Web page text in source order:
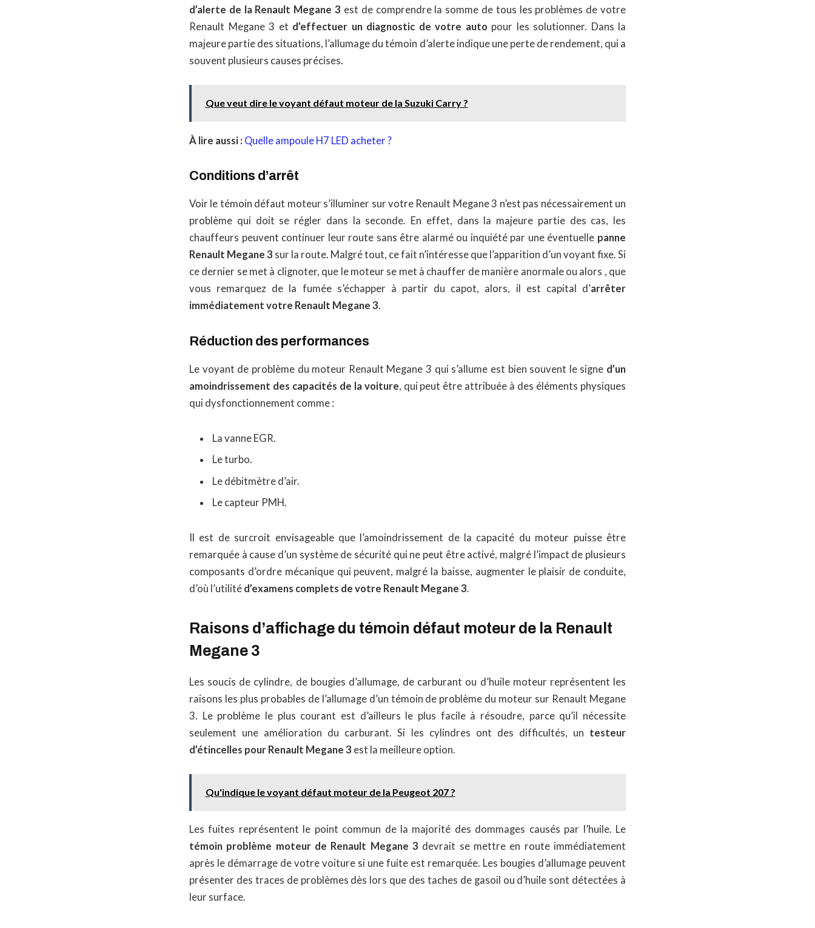
d’alerte de la Renault Megane 3 est de comprendre la somme de tous les problèmes de votre
Renault Megane 3 et d’effectuer un diagnostic de votre auto pour les solutionner. Dans la
majeure partie des situations, l’allumage du témoin d’alerte indique une perte de rendement, qui a
souvent plusieurs causes précises.
Que veut dire le voyant défaut moteur de la Suzuki Carry ?
À lire aussi : Quelle ampoule H7 LED acheter ?
Conditions d’arrêt
Voir le témoin défaut moteur s’illuminer sur votre Renault Megane 3 n’est pas nécessairement un
problème qui doit se régler dans la seconde. En effet, dans la majeure partie des cas, les
chauffeurs peuvent continuer leur route sans être alarmé ou inquiété par une éventuelle panne
Renault Megane 3 sur la route. Malgré tout, ce fait n’intéresse que l’apparition d’un voyant fixe. Si
ce dernier se met à clignoter, que le moteur se met à chauffer de manière anormale ou alors , que
vous remarquez de la fumée s’échapper à partir du capot, alors, il est capital d’arrêter
immédiatement votre Renault Megane 3.
Réduction des performances
Le voyant de problème du moteur Renault Megane 3 qui s’allume est bien souvent le signe d’un
amoindrissement des capacités de la voiture, qui peut être attribuée à des éléments physiques
qui dysfonctionnement comme :
La vanne EGR.
Le turbo.
Le débitmètre d’air.
Le capteur PMH.
Il est de surcroit envisageable que l’amoindrissement de la capacité du moteur puisse être
remarquée à cause d’un système de sécurité qui ne peut être activé, malgré l’impact de plusieurs
composants d’ordre mécanique qui peuvent, malgré la baisse, augmenter le plaisir de conduite,
d’où l’utilité d’examens complets de votre Renault Megane 3.
Raisons d’affichage du témoin défaut moteur de la Renault
Megane 3
Les soucis de cylindre, de bougies d’allumage, de carburant ou d’huile moteur représentent les
raisons les plus probables de l’allumage d’un témoin de problème du moteur sur Renault Megane
3. Le problème le plus courant est d’ailleurs le plus facile à résoudre, parce qu’il nécessite
seulement une amélioration du carburant. Si les cylindres ont des difficultés, un testeur
d’étincelles pour Renault Megane 3 est la meilleure option.
Qu'indique le voyant défaut moteur de la Peugeot 207 ?
Les fuites représentent le point commun de la majorité des dommages causés par l’huile. Le
témoin problème moteur de Renault Megane 3 devrait se mettre en route immédiatement
après le démarrage de votre voiture si une fuite est remarquée. Les bougies d’allumage peuvent
présenter des traces de problèmes dès lors que des taches de gasoil ou d’huile sont détectées à
leur surface.